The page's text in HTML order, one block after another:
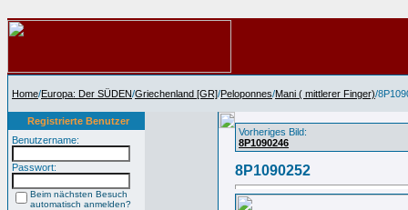
Home/Europa: Der SÜDEN/Griechenland [GR]/Peloponnes/Mani ( mittlerer Finger)/
Registrierte Benutzer
Benutzername:
Passwort:
Beim nächsten Besuch
automatisch anmelden?
Vorheriges Bild:
8P1090246
8P1090252